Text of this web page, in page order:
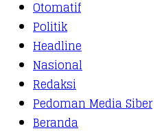
Otomatif
Politik
Headline
Nasional
Redaksi
Pedoman Media Siber
Beranda